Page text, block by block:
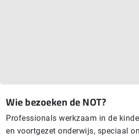
Wie bezoeken de NOT?
Professionals werkzaam in de
en voortgezet onderwijs, speciaal